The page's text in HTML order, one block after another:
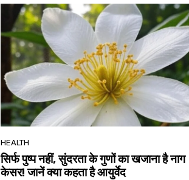
HEALTH
सिर्फ पुष्प नहीं, सुंदरता के गुणों का खजाना है नाग
केसर! जानें क्या कहता है आयुर्वेद